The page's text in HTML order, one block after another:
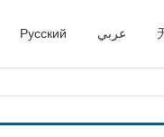
Русский عربي